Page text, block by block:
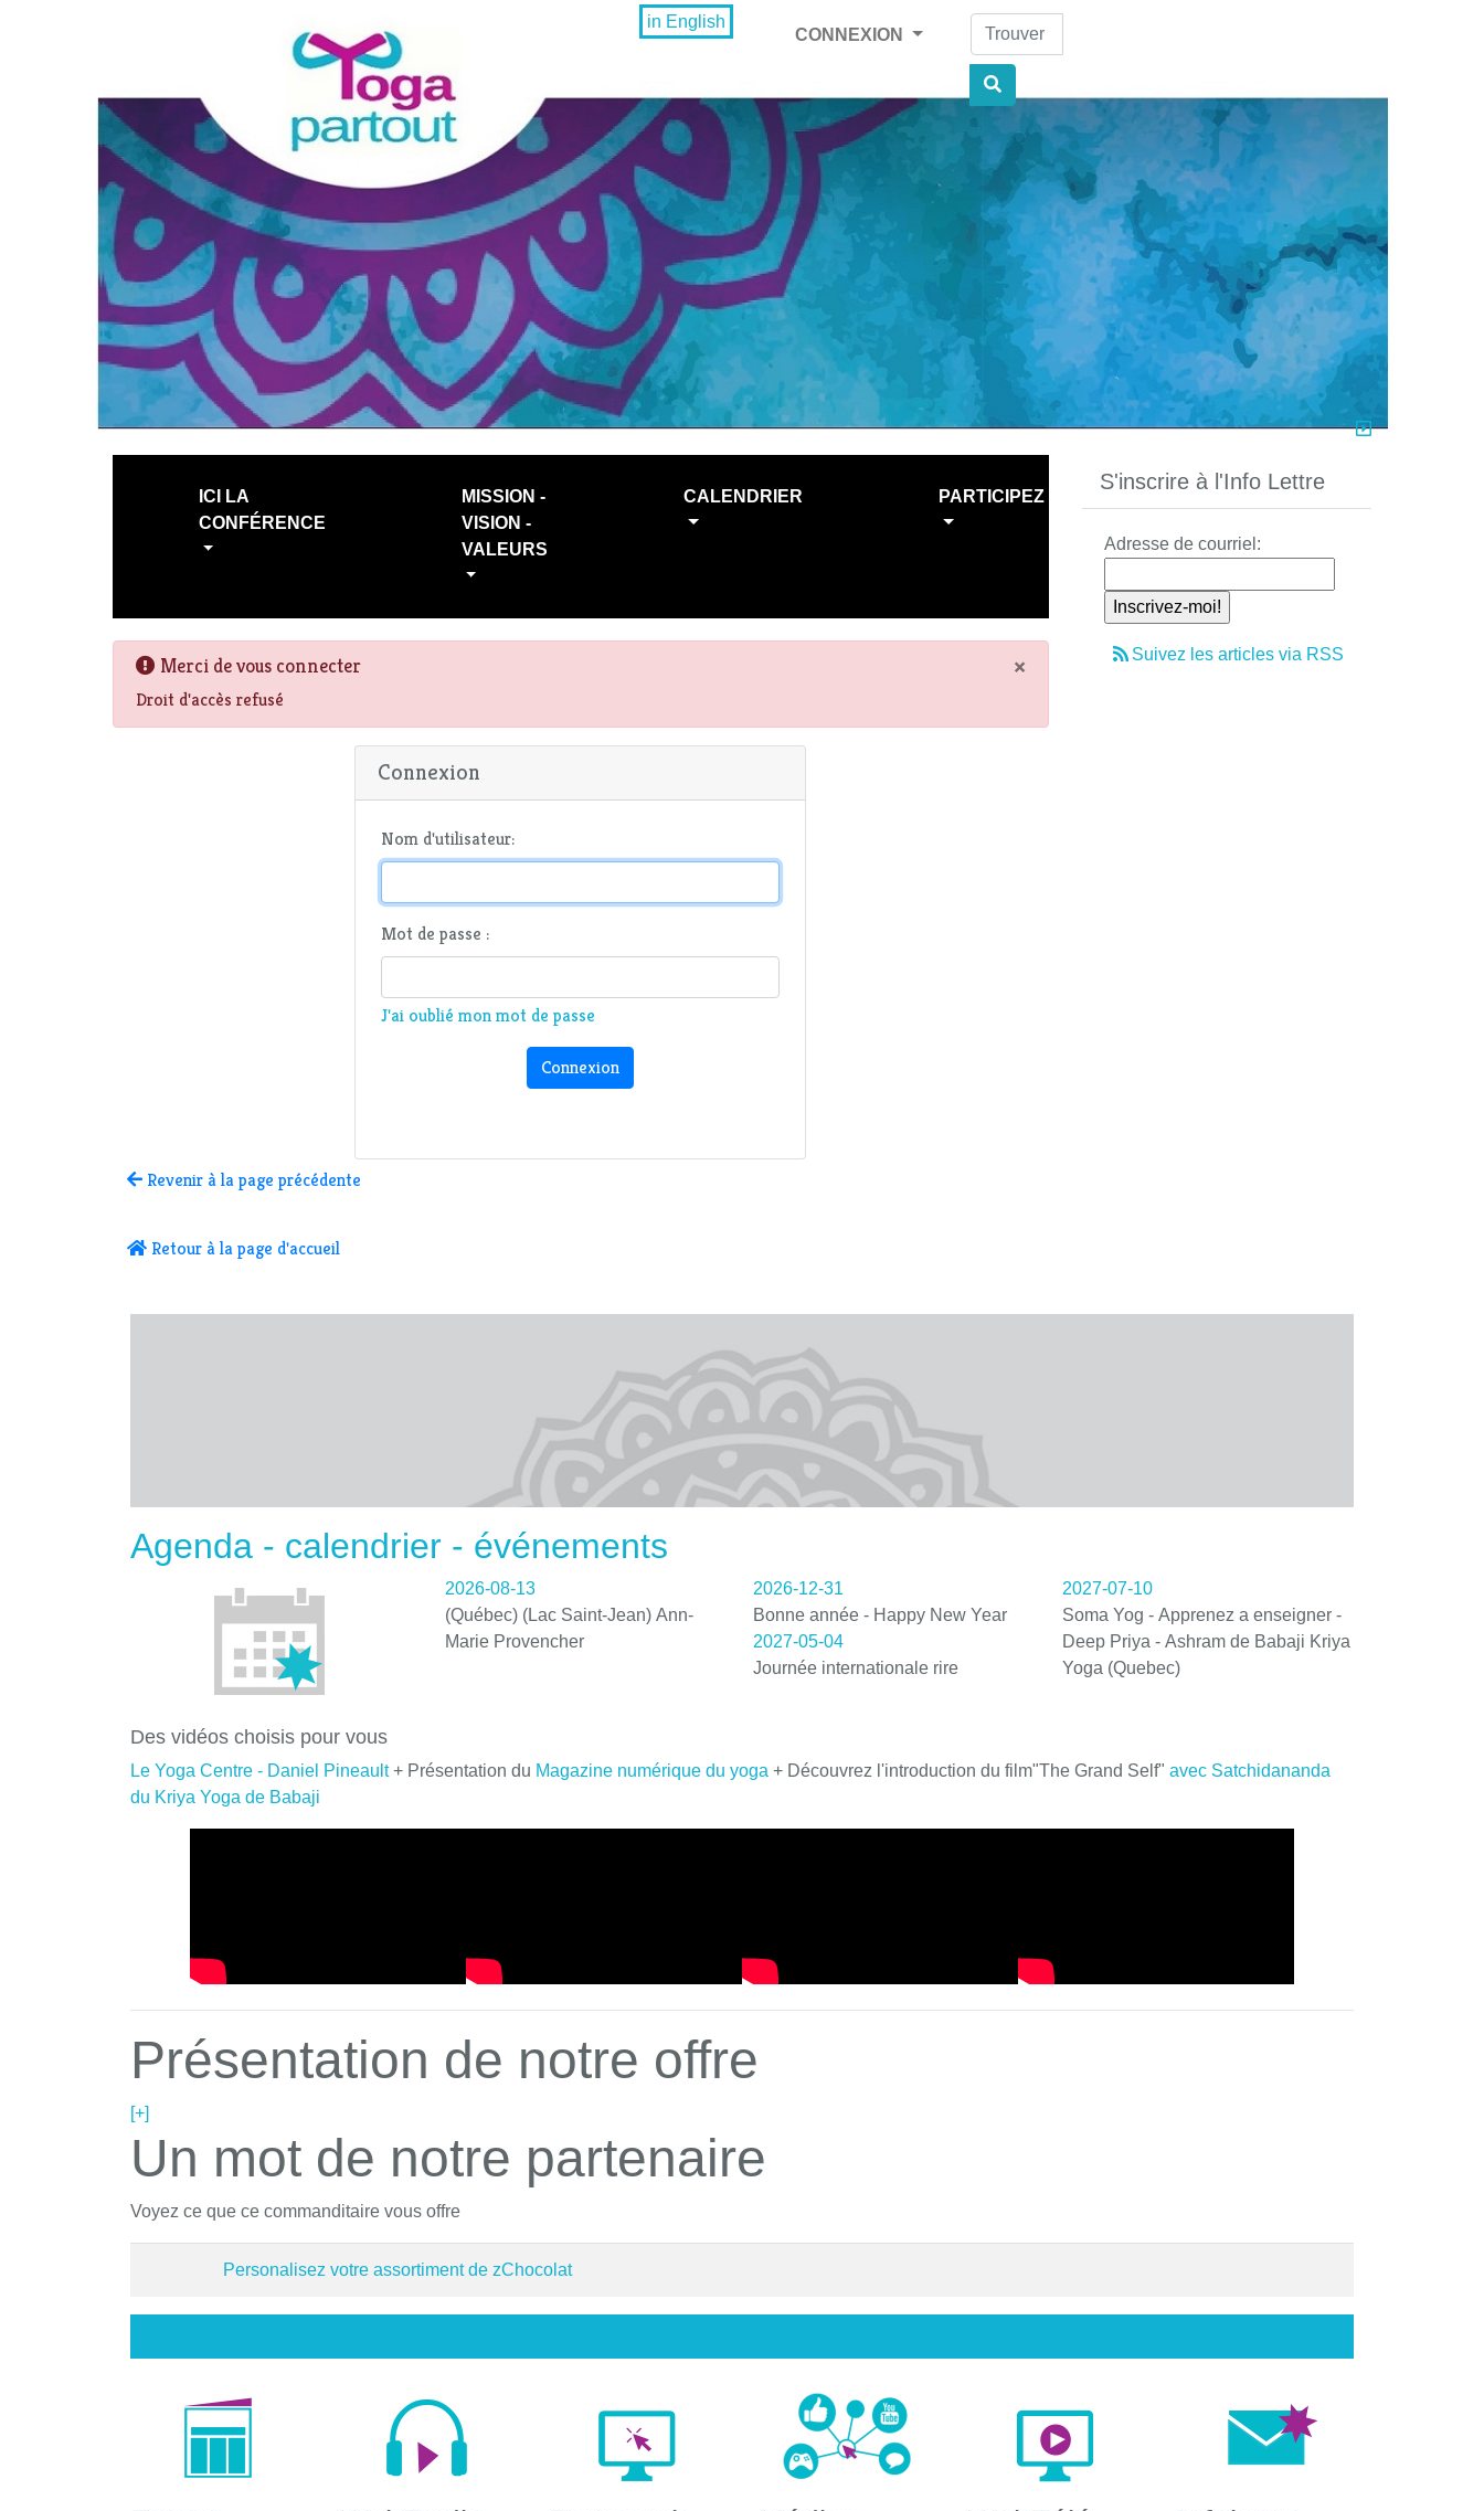
in English
CONNEXION
Find
ICI LA
CONFÉRENCE
MISSION -
VISION -
VALEURS
CALENDRIER PARTICIPEZ
×
Merci de vous connecter
Droit d'accès refusé
Connexion
Nom d'utilisateur:
Mot de passe :
J'ai oublié mon mot de passe
Connexion
Revenir à la page précédente
Retour à la page d'accueil
S'inscrire à l'Info Lettre
Adresse de courriel:
Suivez les articles via RSS
Agenda - calendrier - événements
2026-08-13
(Québec) (Lac Saint-Jean) Ann-
Marie Provencher
2026-12-31
Bonne année - Happy New Year
2027-05-04
Journée internationale rire
2027-07-10
Soma Yog - Apprenez a enseigner -
Deep Priya - Ashram de Babaji Kriya
Yoga (Quebec)
Des vidéos choisis pour vous
Le Yoga Centre - Daniel Pineault+ Présentation du Magazine numérique du yoga + Découvrez l'introduction du film"The Grand Self" avec Satchidananda
du Kriya Yoga de Babaji
Présentation de notre offre
[+]
Un mot de notre partenaire
Voyez ce que ce commanditaire vous offre
Personalisez votre assortiment de zChocolat